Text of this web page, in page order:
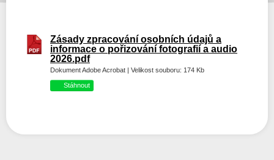
Zásady zpracování osobních údajů a
informace o pořizování fotografií a audio
2026.pdf
Dokument Adobe Acrobat | Velikost souboru: 174 Kb
Stáhnout